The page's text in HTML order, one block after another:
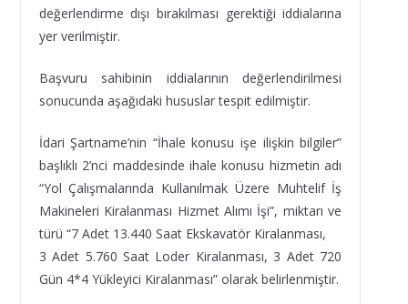
değerlendirme dışı bırakılması gerektiği iddialarına
yer verilmiştir.
Başvuru sahibinin iddialarının değerlendirilmesi
sonucunda aşağıdaki hususlar tespit edilmiştir.
İdari Şartname’nin “İhale konusu işe ilişkin bilgiler”
başlıklı 2’nci maddesinde ihale konusu hizmetin adı
“Yol Çalışmalarında Kullanılmak Üzere Muhtelif İş
Makineleri Kiralanması Hizmet Alımı İşi”, miktarı ve
türü “7 Adet 13.440 Saat Ekskavatör Kiralanması,
3 Adet 5.760 Saat Loder Kiralanması, 3 Adet 720
Gün 4*4 Yükleyici Kiralanması” olarak belirlenmiştir.